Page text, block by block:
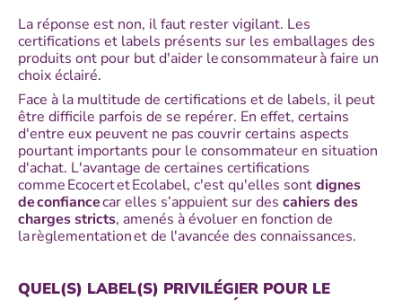
La réponse est non, il faut rester vigilant. Les
certifications et labels présents sur les emballages des
produits ont pour but d'aider le consommateur à faire un
choix éclairé.
Face à la multitude de certifications et de labels, il peut
être difficile parfois de se repérer. En effet, certains
d'entre eux peuvent ne pas couvrir certains aspects
pourtant importants pour le consommateur en situation
d'achat. L'avantage de certaines certifications
comme Ecocert et Ecolabel, c'est qu'elles sontdignes
de confiancecar elles s’appuient sur des cahiers des
charges stricts, amenés à évoluer en fonction de
la règlementation et de l'avancée des connaissances.
QUEL(S) LABEL(S) PRIVILÉGIER POUR LE